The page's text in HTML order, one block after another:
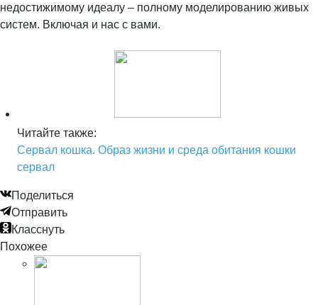
недостижимому идеалу – полному моделированию живых
систем. Включая и нас с вами.
Читайте также:
Сервал кошка. Образ жизни и среда обитания кошки
сервал
Поделиться
Отправить
Класснуть
Похожее